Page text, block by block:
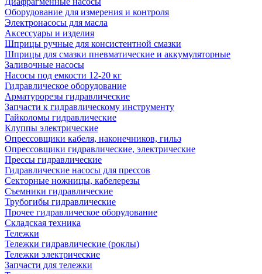
Оборудование для измерения и контроля
Электронасосы для масла
Аксессуары и изделия
Шприцы ручные для консистентной смазки
Шприцы для смазки пневматические и аккумуляторные
Заливочные насосы
Насосы под емкости 12-20 кг
Гидравлическое оборудование
Арматурорезы гидравлические
Запчасти к гидравлическому инструменту
Гайколомы гидравлические
Клуппы электрические
Опрессовщики кабеля, наконечников, гильз
Опрессовщики гидравлические, электрические
Прессы гидравлические
Гидравлические насосы для прессов
Секторные ножницы, кабелерезы
Съемники гидравлические
Трубогибы гидравлические
Прочее гидравлическое оборудование
Складская техника
Тележки
Тележки гидравлические (роклы)
Тележки электрические
Запчасти для тележки